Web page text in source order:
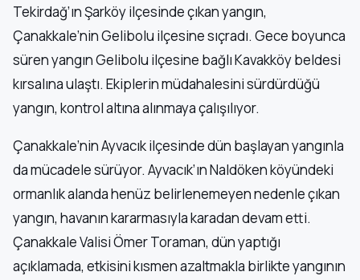
Tekirdağ’ın Şarköy ilçesinde çıkan yangın,
Çanakkale’nin Gelibolu ilçesine sıçradı. Gece boyunca
süren yangın Gelibolu ilçesine bağlı Kavakköy beldesi
kırsalına ulaştı. Ekiplerin müdahalesini sürdürdüğü
yangın, kontrol altına alınmaya çalışılıyor.
Çanakkale’nin Ayvacık ilçesinde dün başlayan yangınla
da mücadele sürüyor. Ayvacık’ın Naldöken köyündeki
ormanlık alanda henüz belirlenemeyen nedenle çıkan
yangın, havanın kararmasıyla karadan devam etti.
Çanakkale Valisi Ömer Toraman, dün yaptığı
açıklamada, etkisini kısmen azaltmakla birlikte yangının